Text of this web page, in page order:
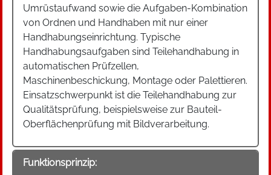
Umrüstaufwand sowie die Aufgaben-Kombination
von Ordnen und Handhaben mit nur einer
Handhabungseinrichtung. Typische
Handhabungsaufgaben sind Teilehandhabung in
automatischen Prüfzellen,
Maschinenbeschickung, Montage oder Palettieren.
Einsatzschwerpunkt ist die Teilehandhabung zur
Qualitätsprüfung, beispielsweise zur Bauteil-
Oberflächenprüfung mit Bildverarbeitung.
Funktionsprinzip: